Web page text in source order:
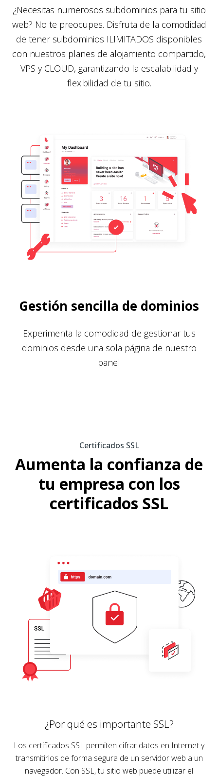
¿Necesitas numerosos subdominios para tu sitio
web? No te preocupes. Disfruta de la comodidad
de tener subdominios ILIMITADOS disponibles
con nuestros planes de alojamiento compartido,
VPS y CLOUD, garantizando la escalabilidad y
flexibilidad de tu sitio.
Gestión sencilla de dominios
Experimenta la comodidad de gestionar tus
dominios desde una sola página de nuestro
panel
Certificados SSL
Aumenta la confianza de
tu empresa con los
certificados SSL
¿Por qué es importante SSL?
Los certificados SSL permiten cifrar datos en Internet y
transmitirlos de forma segura de un servidor web a un
navegador. Con SSL, tu sitio web puede utilizar el